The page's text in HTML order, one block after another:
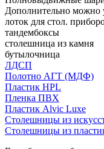
Дополнительно можно
лоток для стол.
тандембоксы
столешница из камня
бутылочница
ЛДСП
Полотно АГТ (МДФ)
Пластик HPL
Пленка ПВХ
Пластик Alvic Luxe
Столешницы из
Столешницы из